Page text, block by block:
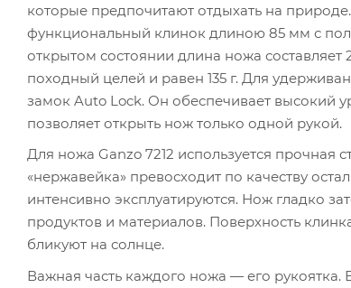
которые предпочитают отдыхать на
функциональный клинок длиною 85 мм с
открытом состоянии длина ножа
походный целей и равен 135 г. Для
замок Auto Lock. Он обеспечивает высокий
позволяет открыть нож только одной рукой.
Для ножа Ganzo 7212 используется
«нержавейка» превосходит по качеству
интенсивно эксплуатируются. Нож гладко
продуктов и материалов. Поверхность
бликуют на солнце.
Важная часть каждого ножа — его